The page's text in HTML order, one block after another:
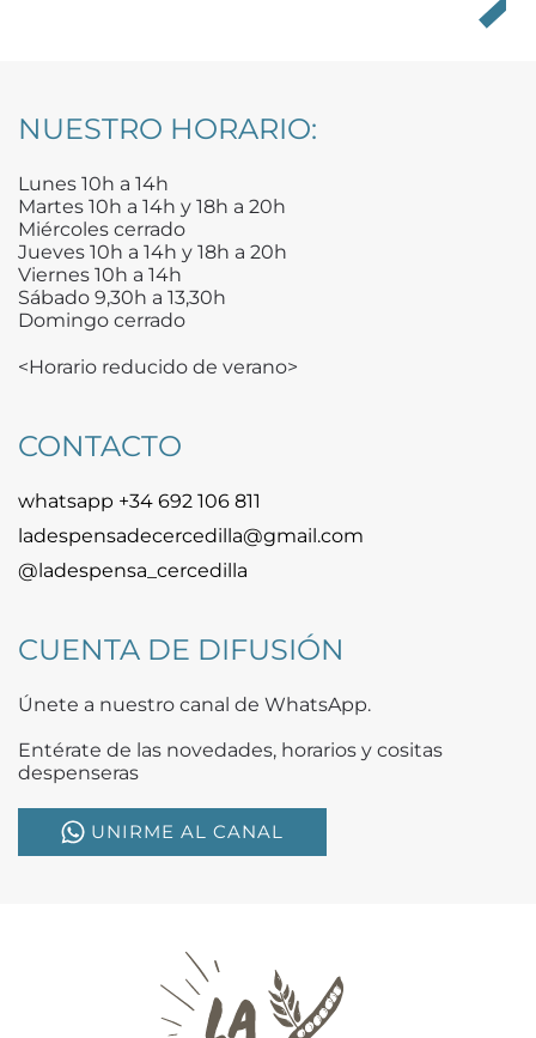
NUESTRO HORARIO:
Lunes 10h a 14h
Martes 10h a 14h y 18h a 20h
Miércoles cerrado
Jueves 10h a 14h y 18h a 20h
Viernes 10h a 14h
Sábado 9,30h a 13,30h
Domingo cerrado
<Horario reducido de verano>
CONTACTO
whatsapp +34 692 106 811
ladespensadecercedilla@gmail.com
@ladespensa_cercedilla
CUENTA DE DIFUSIÓN
Únete a nuestro canal de WhatsApp.
Entérate de las novedades, horarios y cositas
despenseras
UNIRME AL CANAL